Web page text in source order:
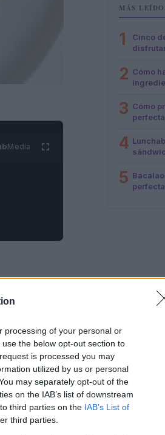
processing of your personal or
the below opt-out section to
is processed you may
utilized by us or personal
may separately opt-out of the
on the IAB’s list of downstream
third parties on the IAB’s List of
third parties.
Media
MÁS
1
Cinco
2 Cómo
3 Cómo
4
5